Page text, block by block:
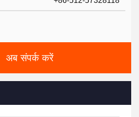
अब संपर्क करें